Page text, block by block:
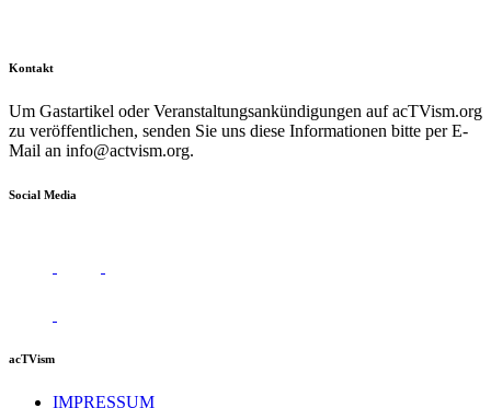
Kontakt
Um Gastartikel oder Veranstaltungsankündigungen auf acTVism.org
zu veröffentlichen, senden Sie uns diese Informationen bitte per E-
Mail an info@actvism.org.
Social Media
acTVism
IMPRESSUM